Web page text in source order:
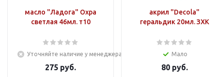
масло "Ладога" Охра
светлая 46мл. т10
Уточняйте наличие у менеджера
275 руб.
акрил "Decola"
геральдик 20мл. ЗХК
Мало
80руб.